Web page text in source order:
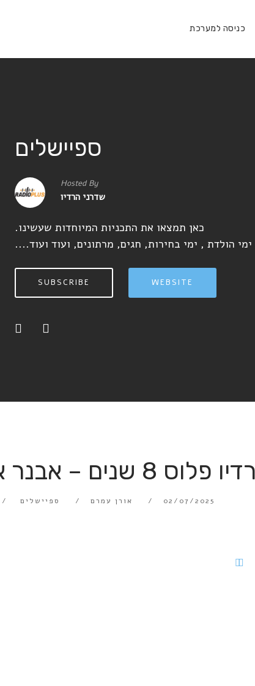
כניסה למערכת
ספיישלים
Hosted By
שדרני הרדיו
כאן תמצאו את התכניות המיוחדות שעשינו.
הולדת , ימי בחירות, חגים, מרתונים, ועוד ועוד....
WEBSITE
SUBSCRIBE
רדיו פלוס 8 שנים – אבנר אפשטיין – יטקלקור
02/07/2025 אורן עמרם ספיישלים